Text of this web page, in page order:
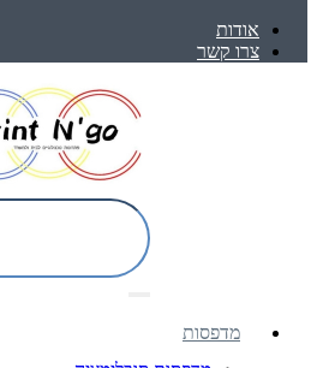
אודות
צרו קשר
מדפסות